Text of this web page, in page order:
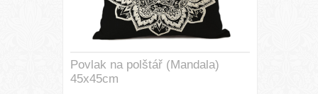
Povlak na polštář (Mandala)
45x45cm